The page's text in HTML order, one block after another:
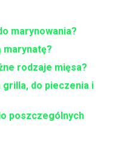
marynowania?
marynatę?
rodzaje mięsa?
grilla, do pieczenia i
poszczególnych